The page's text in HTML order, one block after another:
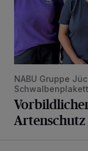
NABU Gruppe